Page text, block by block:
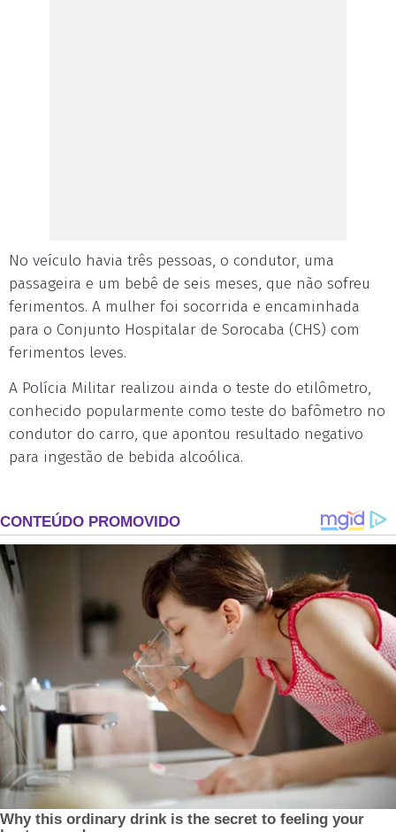
No veículo havia três pessoas, o condutor, uma
passageira e um bebê de seis meses, que não sofreu
ferimentos. A mulher foi socorrida e encaminhada
para o Conjunto Hospitalar de Sorocaba (CHS) com
ferimentos leves.
A Polícia Militar realizou ainda o teste do etilômetro,
conhecido popularmente como teste do bafômetro no
condutor do carro, que apontou resultado negativo
para ingestão de bebida alcoólica.